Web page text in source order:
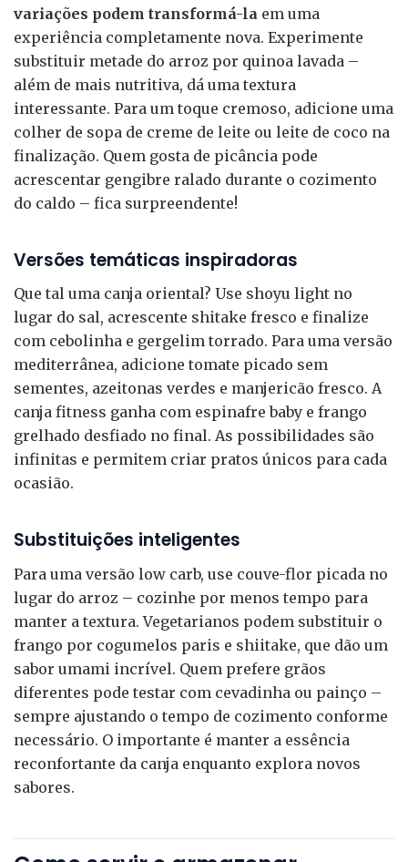
variações podem transformá-la em uma
experiência completamente nova. Experimente
substituir metade do arroz por quinoa lavada –
além de mais nutritiva, dá uma textura
interessante. Para um toque cremoso, adicione uma
colher de sopa de creme de leite ou leite de coco na
finalização. Quem gosta de picância pode
acrescentar gengibre ralado durante o cozimento
do caldo – fica surpreendente!
Versões temáticas inspiradoras
Que tal uma canja oriental? Use shoyu light no
lugar do sal, acrescente shitake fresco e finalize
com cebolinha e gergelim torrado. Para uma versão
mediterrânea, adicione tomate picado sem
sementes, azeitonas verdes e manjericão fresco. A
canja fitness ganha com espinafre baby e frango
grelhado desfiado no final. As possibilidades são
infinitas e permitem criar pratos únicos para cada
ocasião.
Substituições inteligentes
Para uma versão low carb, use couve-flor picada no
lugar do arroz – cozinhe por menos tempo para
manter a textura. Vegetarianos podem substituir o
frango por cogumelos paris e shiitake, que dão um
sabor umami incrível. Quem prefere grãos
diferentes pode testar com cevadinha ou painço –
sempre ajustando o tempo de cozimento conforme
necessário. O importante é manter a essência
reconfortante da canja enquanto explora novos
sabores.